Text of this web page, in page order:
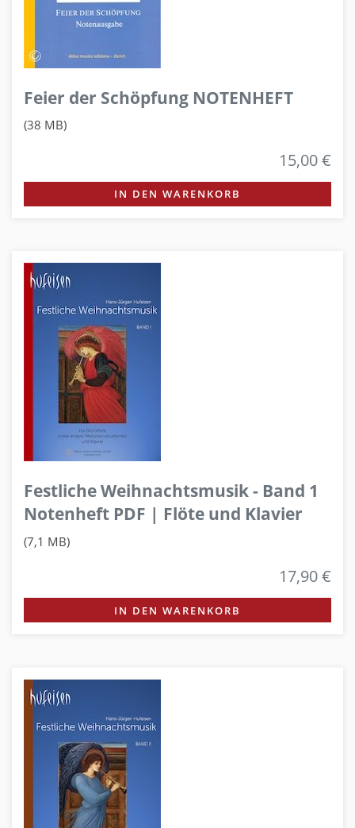
Feier der Schöpfung NOTENHEFT
(38 MB)
15,00 €
IN DEN WARENKORB
Festliche Weihnachtsmusik - Band 1
Notenheft PDF | Flöte und Klavier
(7,1 MB)
17,90 €
IN DEN WARENKORB